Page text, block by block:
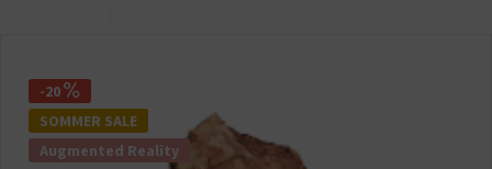
-20
SOMMER SALE
Augmented Reality